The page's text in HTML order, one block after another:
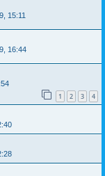
15:11
16:44
1 2 3 4